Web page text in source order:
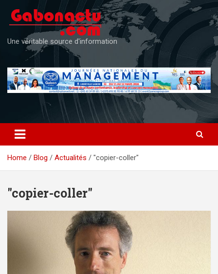
content
Une véritable source d'information
Home Blog Actualités "copier-coller"
"copier-coller"